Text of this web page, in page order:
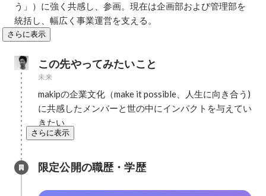
う」）に強く共感し、参画。現在は企画部および管理部を
統括し、幅広く事業運営を支える。
さらに表示
この先やってみたいこと
未来
makipの企業文化（make it possible、人生に向き合う)
に共感したメンバーと世の中にインパクトを与えてい
きたい
さらに表示
限定公開の職歴・学歴